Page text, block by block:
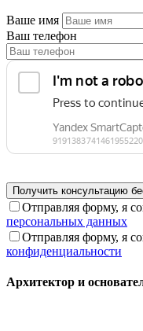
Ваше имя
Ваш телефон
Отправляя форму, я
персональных данных
Отправляя форму, я
конфиденциальности
Архитектор и